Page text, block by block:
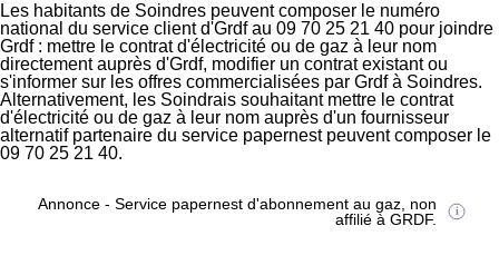
Les habitants de Soindres peuvent composer le numéro
national du service client d'Grdf au 09 70 25 21 40 pour joindre
Grdf : mettre le contrat d'électricité ou de gaz à leur nom
directement auprès d'Grdf, modifier un contrat existant ou
s'informer sur les offres commercialisées par Grdf à Soindres.
Alternativement, les Soindrais souhaitant mettre le contrat
d'électricité ou de gaz à leur nom auprès d'un fournisseur
alternatif partenaire du service papernest peuvent composer le
09 70 25 21 40.
Annonce - Service papernest d'abonnement au gaz, non
affilié à GRDF.